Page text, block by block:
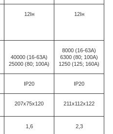
12Iн 12Iн
40000 (16-63А)
25000 (80; 100А)
8000 (16-63А)
6300 (80; 100А)
1250 (125; 160А)
IР20 IР20
207х75х120 211х112х122
1,6 2,3